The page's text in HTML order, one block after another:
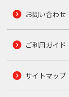
お問い合わせ
ご利用ガイド
サイトマップ